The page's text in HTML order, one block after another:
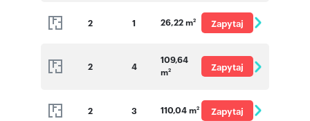
2 1 26,22 m2
Zapytaj
2 4
109,64
m2
Zapytaj
2 3 110,04 m2
Zapytaj